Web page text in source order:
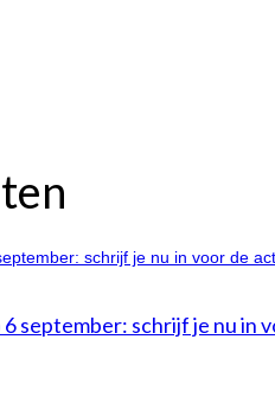
6 september: schrijf je nu in